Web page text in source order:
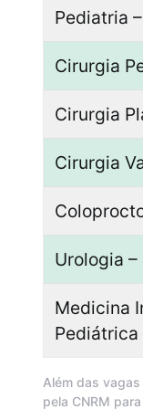
Pediatria
Cirurgia
Cirurgia
Cirurgia
Urologia –
Medicina
Pediátrica
Além das
pela CNRM